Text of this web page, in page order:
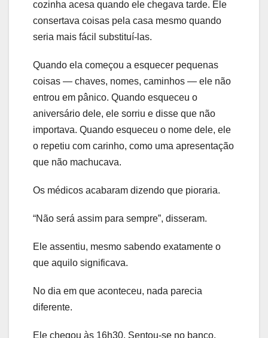
cozinha acesa quando ele chegava tarde. Ele
consertava coisas pela casa mesmo quando
seria mais fácil substituí-las.
Quando ela começou a esquecer pequenas
coisas — chaves, nomes, caminhos — ele não
entrou em pânico. Quando esqueceu o
aniversário dele, ele sorriu e disse que não
importava. Quando esqueceu o nome dele, ele
o repetiu com carinho, como uma apresentação
que não machucava.
Os médicos acabaram dizendo que pioraria.
“Não será assim para sempre”, disseram.
Ele assentiu, mesmo sabendo exatamente o
que aquilo significava.
No dia em que aconteceu, nada parecia
diferente.
Ele chegou às 16h30. Sentou-se no banco.